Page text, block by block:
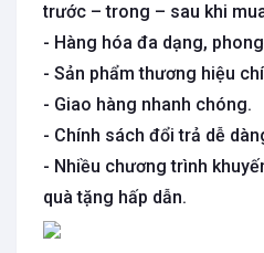
trước – trong – sau khi
- Hàng hóa đa dạng,
- Sản phẩm thương hiệu
- Giao hàng nhanh chóng.
- Chính sách đổi trả dễ
- Nhiều chương trình
quà tặng hấp dẫn.